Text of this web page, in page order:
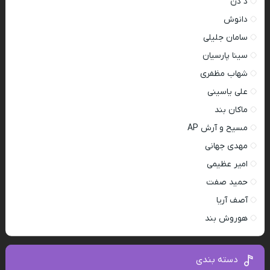
دانوش
سامان جلیلی
سینا پارسیان
شهاب مظفری
علی یاسینی
ماکان بند
مسیح و آرش AP
مهدی جهانی
امیر عظیمی
حمید صفت
آصف آریا
هوروش بند
دسته بندی